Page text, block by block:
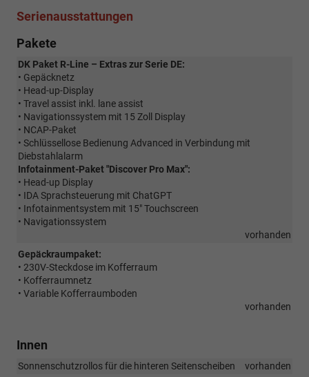
Serienausstattungen
Pakete
DK Paket R-Line – Extras zur Serie DE:
• Gepäcknetz
• Head-up-Display
• Travel assist inkl. lane assist
• Navigationssystem mit 15 Zoll Display
• NCAP-Paket
• Schlüssellose Bedienung Advanced in Verbindung mit
Diebstahlalarm
Infotainment-Paket "Discover Pro Max":
• Head-up Display
• IDA Sprachsteuerung mit ChatGPT
• Infotainmentsystem mit 15" Touchscreen
• Navigationssystem
vorhanden
Gepäckraumpaket:
• 230V-Steckdose im Kofferraum
• Kofferraumnetz
• Variable Kofferraumboden
vorhanden
Innen
Sonnenschutzrollos für die hinteren Seitenscheiben vorhanden